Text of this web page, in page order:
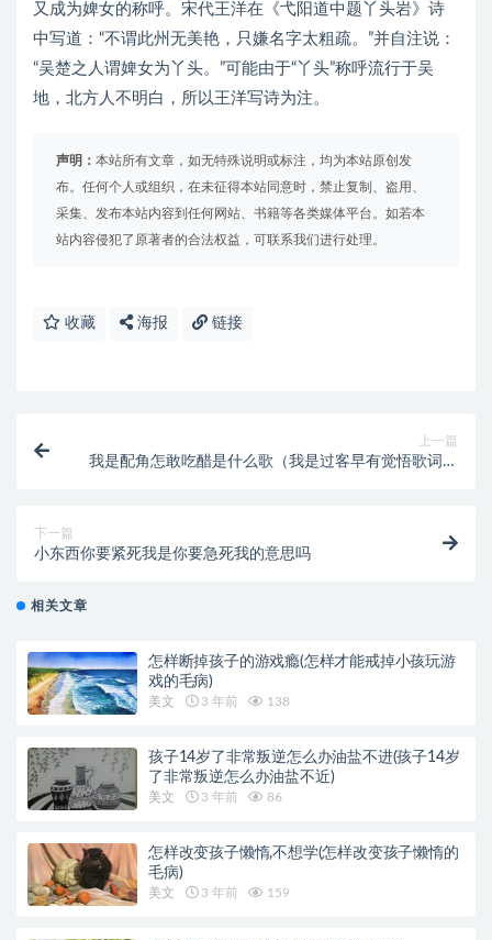
又成为婢女的称呼。宋代王洋在《弋阳道中题丫头岩》诗
中写道：“不谓此州无美艳，只嫌名字太粗疏。”并自注说：
“吴楚之人谓婢女为丫头。”可能由于“丫头”称呼流行于吴
地，北方人不明白，所以王洋写诗为注。
声明： 本站所有文章，如无特殊说明或标注，均为本站原创发
布。任何个人或组织，在未征得本站同意时，禁止复制、盗用、
采集、发布本站内容到任何网站、书籍等各类媒体平台。如若本
站内容侵犯了原著者的合法权益，可联系我们进行处理。
收藏 海报 链接
上一篇
我是配角怎敢吃醋是什么歌（我是过客早有觉悟歌词）
下一篇
小东西你要紧死我是你要急死我的意思吗
相关文章
怎样断掉孩子的游戏瘾(怎样才能戒掉小孩玩游
戏的毛病)
美文 3 年前 138
孩子14岁了非常叛逆怎么办油盐不进(孩子14岁
了非常叛逆怎么办油盐不近)
美文 3 年前 86
怎样改变孩子懒惰,不想学(怎样改变孩子懒惰的
毛病)
美文 3 年前 159